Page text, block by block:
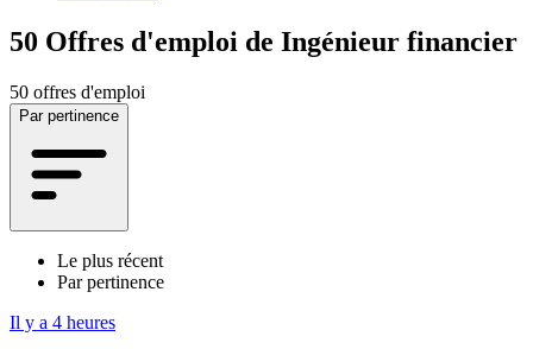
50 Offres d'emploi de Ingénieur financier
50 offres d'emploi
Par pertinence
Le plus récent
Par pertinence
Il y a 4 heures